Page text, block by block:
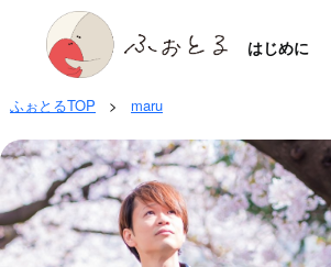
はじめに
ふぉとるTOP > maru